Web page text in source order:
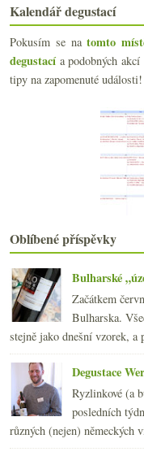
Novinky od Milana
Černé zemské hloupé
Smutné zprávy z
Sedmnáct mladých
Ryzlink za snubní
Francie a
O jednom
Lambrusco a
Denis Montanar
Zajímavý
Víkendové lahve,
Furmintový příběh
► dubna(21)
►března(21)
►února(20)
► ledna
► 2013(249)
►2012(254)
►2011(252)
2010 (249)
►2009(249)
►2008(270)
►2007(108)
Kalendář degustací
Pokusím se natomto
degustacía podobných akcí
tipy na zapomenuté události!
Oblíbené příspěvky
Bulharské
Začátkem
Bulharska.
stejně jako dnešní vzorek, a
Degustace
Ryzlinkové (a
posledních
různých (nejen) německých